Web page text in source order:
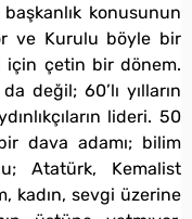
konusunun
ve Kurulu böyle bir
için çetin bir dönem.
değil; 60’lı yılların
lideri. 50
dava adamı; bilim
Atatürk, Kemalist
kadın, sevgi üzerine